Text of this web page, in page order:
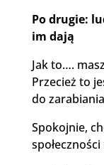
Po drugie:
im dają
Jak to….
Przecież to
do
Spokojnie,
społeczności